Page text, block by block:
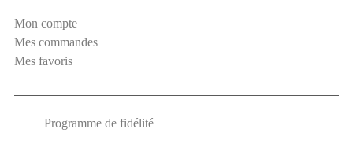
t
é
E
Mon compte
Mes commandes
Mes favoris
Programme de fidélité